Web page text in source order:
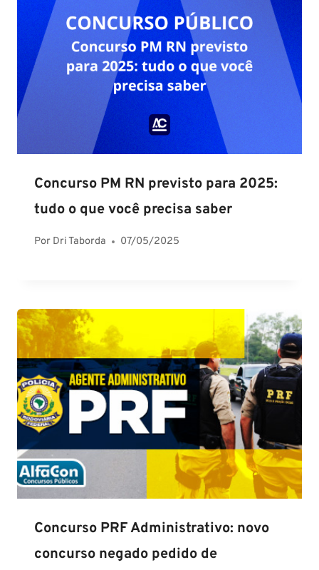
Concurso PM RN previsto para 2025:
tudo o que você precisa saber
Por Dri Taborda 07/05/2025
Concurso PRF Administrativo: novo
concurso negado pedido de